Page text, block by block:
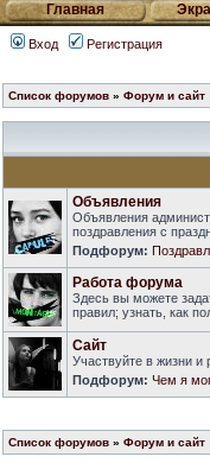
Главная
Вход Регистрация
Список форумов » Форум и сайт
Объявления
Объявления
поздравления с
Подфорум:
Работа форума
Здесь вы можете
правил; узнать, как
Сайт
Участвуйте в жизни
Подфорум: Чем я
Список форумов » Форум и сайт